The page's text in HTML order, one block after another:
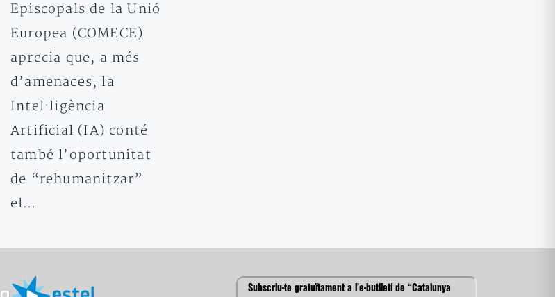
Episcopals de la Unió
Europea (COMECE)
aprecia que, a més
d’amenaces, la
Intel·ligència
Artificial (IA) conté
també l’oportunitat
de “rehumanitzar”
el…
Subscriu-te gratuïtament a l’e-butlletí de “Catalunya